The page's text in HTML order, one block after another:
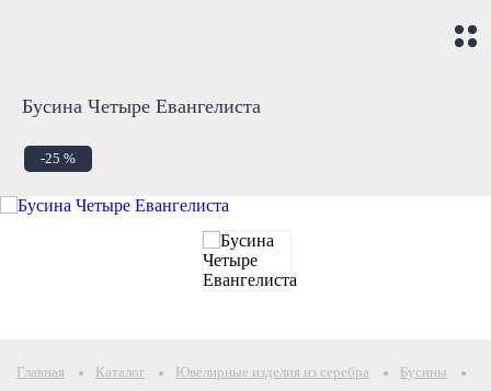
Бусина Четыре Евангелиста
-25 %
Главная Каталог Ювелирные изделия из серебра Бусины